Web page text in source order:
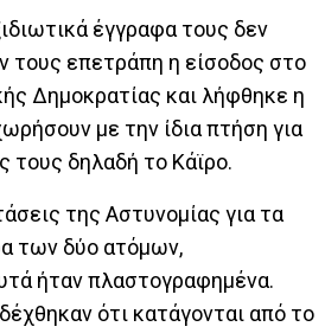
έγγραφα τους δεν
τους επετράπη η είσοδος στο
Δημοκρατίας και λήφθηκε η
με την ίδια πτήση για
τους δηλαδή το Κάϊρο.
της Αστυνομίας για τα
των δύο ατόμων,
ήταν πλαστογραφημένα.
ότι κατάγονται από το